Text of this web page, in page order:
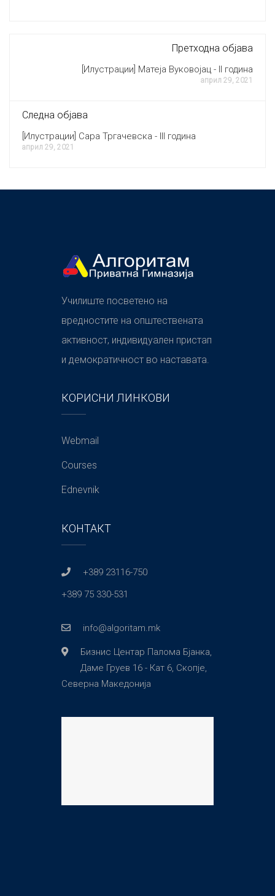
Претходна објава
[Илустрации] Матеја Вуковојац - II година
април 29, 2021
Следна објава
[Илустрации] Сара Тргачевска - III година
април 29, 2021
Училиште посветено на
вредностите на општествената
активност, индивидуален пристап
и демократичност во наставата.
КОРИСНИ ЛИНКОВИ
Webmail
Courses
Ednevnik
КОНТАКТ
+389 23116-750
+389 75 330-531
info@algoritam.mk
Бизнис Центар Палома Бјанка,
Даме Груев 16 - Кат 6, Скопје,
Северна Македонија